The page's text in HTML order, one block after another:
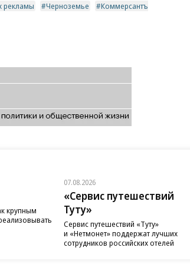
рекламы Черноземье
Коммерсантъ
крупным
07.08.2026
«Сервис путешествий
Туту»
Сервис путешествий «Туту»
и «Нетмонет» поддержат лучших
сотрудников российских отелей